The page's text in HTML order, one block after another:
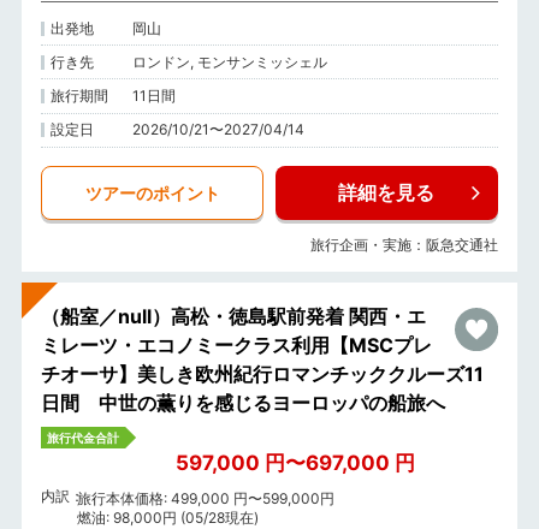
出発地
岡山
行き先
ロンドン, モンサンミッシェル
旅行期間
11日間
設定日
2026/10/21〜2027/04/14
ツアーのポイント 詳細を見る
旅行企画・実施：阪急交通社
（船室／null）高松・徳島駅前発着 関西・エ
ミレーツ・エコノミークラス利用【MSCプレ
チオーサ】美しき欧州紀行ロマンチッククルーズ11
日間 中世の薫りを感じるヨーロッパの船旅へ
旅行代金合計
597,000 円〜697,000 円
内訳 旅行本体価格: 499,000 円〜599,000円
燃油: 98,000円 (05/28現在)